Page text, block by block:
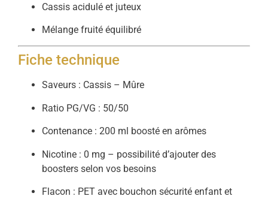
Cassis acidulé et juteux
Mélange fruité équilibré
Fiche technique
Saveurs : Cassis – Mûre
Ratio PG/VG : 50/50
Contenance : 200 ml boosté en arômes
Nicotine : 0 mg – possibilité d’ajouter des
boosters selon vos besoins
Flacon : PET avec bouchon sécurité enfant et